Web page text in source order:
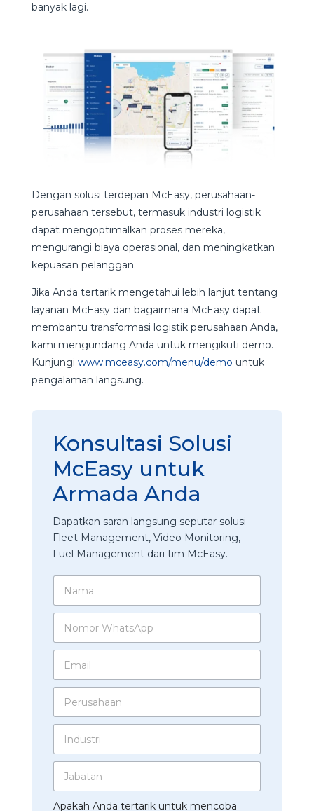
banyak lagi.
Dengan solusi terdepan McEasy, perusahaan-
perusahaan tersebut, termasuk industri logistik
dapat mengoptimalkan proses mereka,
mengurangi biaya operasional, dan meningkatkan
kepuasan pelanggan.
Jika Anda tertarik mengetahui lebih lanjut tentang
layanan McEasy dan bagaimana McEasy dapat
membantu transformasi logistik perusahaan Anda,
kami mengundang Anda untuk mengikuti demo.
Kunjungi www.mceasy.com/menu/demo untuk
pengalaman langsung.
Konsultasi Solusi
McEasy untuk
Armada Anda
Dapatkan saran langsung seputar solusi
Fleet Management, Video Monitoring,
Fuel Management dari tim McEasy.
m
m
W
t
A
p
*
a
*
r
a
a
d
b
a
Apakah Anda tertarik untuk mencoba